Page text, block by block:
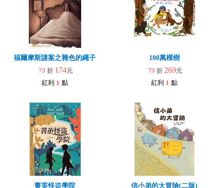
福爾摩斯謎案之雜色的繩子
79 折 174元
紅利 1 點
100萬棵樹
79 折 269元
紅利 1 點
菁英怪盜學院 信小弟的大冒險(二版)